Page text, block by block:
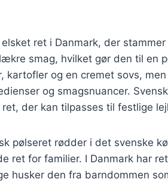
ret i Danmark, der
smag, hvilket gør den til en
kartofler og en cremet sovs,
og smagsnuancer.
der kan tilpasses til festlige
pølseret rødder i det svenske
ret for familier. I Danmark har
husker den fra barndommen